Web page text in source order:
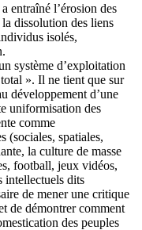
entraîné l’érosion des
dissolution des liens
isolés,
système d’exploitation
». Il ne tient que sur
développement d’une
uniformisation des
comme
(sociales, spatiales,
la culture de masse
football, jeux vidéos,
intellectuels dits
de mener une critique
de démontrer comment
des peuples